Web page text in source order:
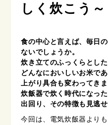
しく炊こう～
食の中心と言えば、毎日
ないでしょうか。
炊き立てのふっくらとした
どんなにおいしいお米で
上がり具合も変わってきま
炊飯器で炊く時代になっ
出回り、その特徴も見逃せ
今回は、電気炊飯器より